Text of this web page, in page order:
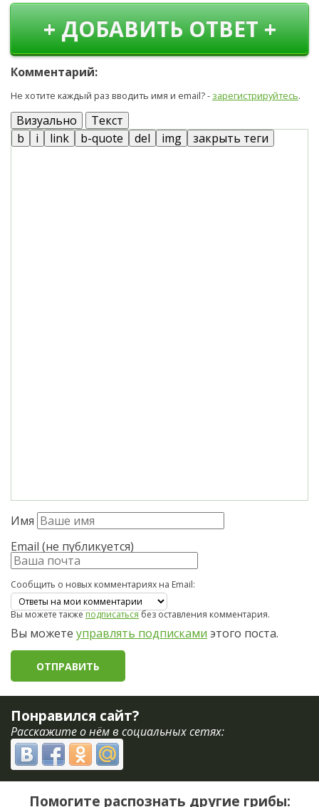
+ ДОБАВИТЬ ОТВЕТ +
Комментарий:
Не хотите каждый раз вводить имя и email? - зарегистрируйтесь.
Визуально Текст
Имя
Email (не публикуется)
Сообщить о новых комментариях на Email:
Вы можете такжеподписатьсябез оставления комментария.
Вы можете управлять подписками этого поста.
Понравился сайт?
Расскажите о нём в социальных сетях:
Помогите распознать другие грибы: